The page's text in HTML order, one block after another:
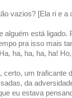
vazios? [Ela ri e a
alguém está ligado.
pra isso mais
ha, ha, ha, ha!
certo, um traficante
da
eu estava